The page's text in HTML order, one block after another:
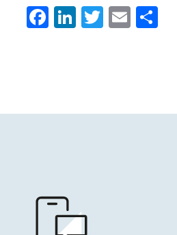
Facebook
LinkedIn
Twitter
Email